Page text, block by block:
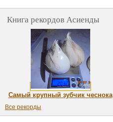
Книга рекордов Асиенды
Самый крупный зубчик чеснока
Все рекорды